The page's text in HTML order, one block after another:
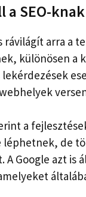
a SEO-
rávilágít arra a
különösen a
lekérdezések
a
de
A Google azt